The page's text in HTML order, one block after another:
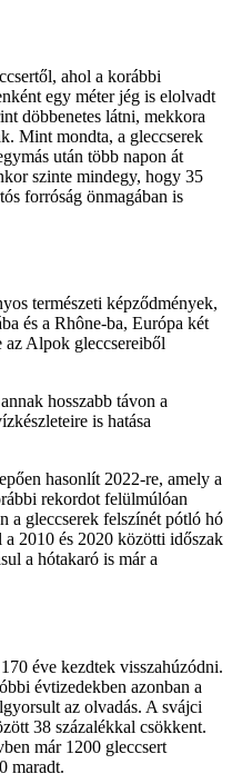
ahol a korábbi
egy méter jég is elolvadt
döbbenetes látni, mekkora
Mint mondta, a gleccserek
után több napon át
szinte mindegy, hogy 35
forróság önmagában is
természeti képződmények,
és a Rhône-ba, Európa két
Alpok gleccsereiből
hosszabb távon a
is hatása
hasonlít 2022-re, amely a
rekordot felülmúlóan
a gleccserek felszínét pótló hó
a 2010 és 2020 közötti időszak
a hótakaró is már a
éve kezdtek visszahúzódni.
évtizedekben azonban a
az olvadás. A svájci
38 százalékkal csökkent.
már 1200 gleccsert
maradt.